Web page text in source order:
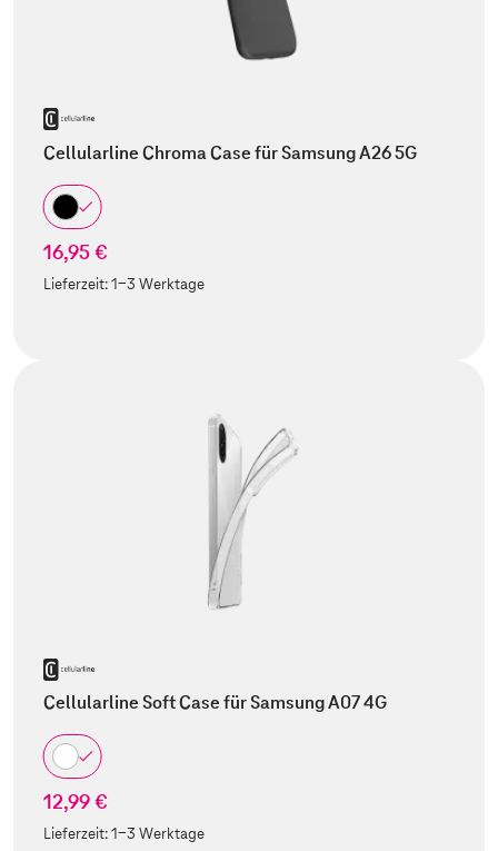
Cellularline Chroma Case für Samsung A26 5G
16,95 €
Lieferzeit:1-3 Werktage
Cellularline Soft Case für Samsung A07 4G
12,99 €
Lieferzeit:1-3 Werktage